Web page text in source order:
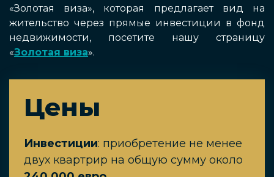
«Золотая виза», которая предлагает вид на
жительство через прямые инвестиции в фонд
недвижимости, посетите нашу страницу
«Золотая виза».
Цены
Инвестиции: приобретение не менее
двух квартрир на общую сумму около